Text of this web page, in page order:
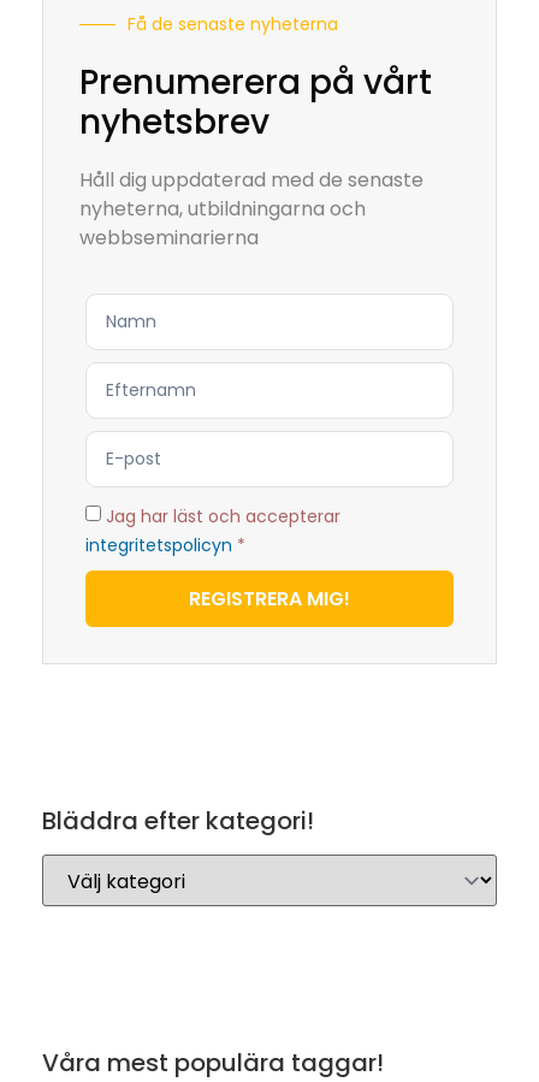
Få de senaste nyheterna
Prenumerera på vårt
nyhetsbrev
Håll dig uppdaterad med de senaste
nyheterna, utbildningarna och
webbseminarierna
Jag har läst och accepterar
integritetspolicyn *
REGISTRERA MIG!
Bläddra efter kategori!
Våra mest populära taggar!